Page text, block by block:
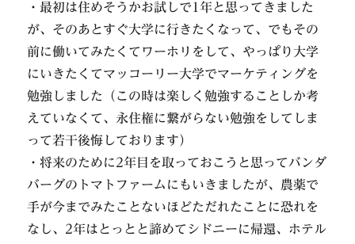
・最初は住めそうかお試しで1年と思ってきました
が、そのあとすぐ大学に行きたくなって、でもその
前に働いてみたくてワーホリをして、やっぱり大学
にいきたくてマッコーリー大学でマーケティングを
勉強しました（この時は楽しく勉強することしか考
えていなくて、永住権に繋がらない勉強をしてしま
って若干後悔しております）
・将来のために2年目を取っておこうと思ってバンダ
バーグのトマトファームにもいきましたが、農薬で
手が今までみたことないほどただれたことに恐れを
なし、2年はとっとと諦めてシドニーに帰還、ホテル